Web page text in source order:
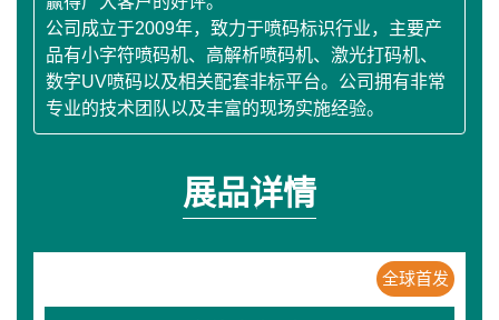
公司成立于2009年，致力于喷码标识行业，主要产
品有小字符喷码机、高解析喷码机、激光打码机、
数字UV喷码以及相关配套非标平台。公司拥有非常
专业的技术团队以及丰富的现场实施经验。
展品详情
全球首发